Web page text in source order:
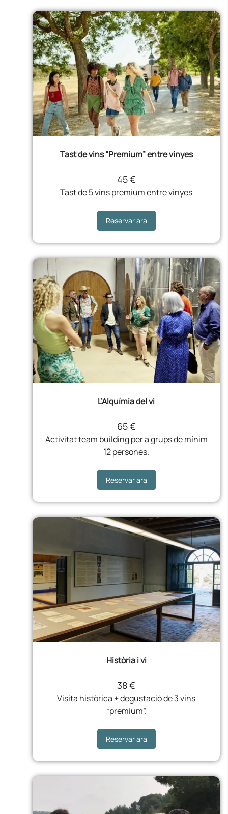
Tast de vins “Premium” entre vinyes
45 €
Tast de 5 vins premium entre vinyes
Reservar ara
L’Alquímia del vi
65 €
Activitat team building per a grups de mínim
12 persones.
Reservar ara
Història i vi
38 €
Visita històrica + degustació de 3 vins
“premium”.
Reservar ara